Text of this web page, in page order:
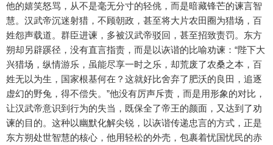
他的嬉笑怒骂，从不是毫无分寸的轻佻，而是暗藏锋芒的谏言智
慧。汉武帝沉迷射猎，不顾朝政，甚至将大片农田圈为猎场，百
姓怨声载道。群臣进谏，多被汉武帝驳回，甚至招致责罚。东方
朔却另辟蹊径，没有直言指责，而是以诙谐的比喻劝谏：“陛下大
兴猎场，纵情游乐，虽能尽享一时之乐，却荒废了农桑之本，百
姓无以为生，国家根基何在？这就好比舍弃了肥沃的良田，追逐
虚幻的野兔，得不偿失。”他没有厉声斥责，而是用形象的对比，
让汉武帝意识到行为的失当，既保全了帝王的颜面，又达到了劝
谏的目的。这种以幽默化解尖锐，以诙谐传递忠言的方式，正是
东方朔处世智慧的核心，他用轻松的外壳，包裹着忧国忧民的赤